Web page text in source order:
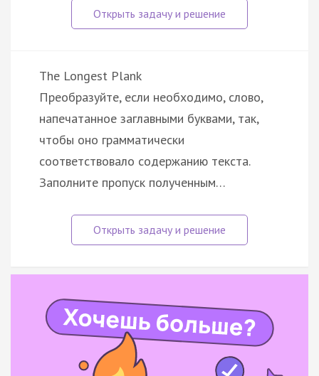
The Longest Plank
Преобразуйте, если необходимо, слово,
напечатанное заглавными буквами, так,
чтобы оно грамматически
соответствовало содержанию текста.
Заполните пропуск полученным…